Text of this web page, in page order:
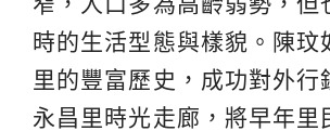
時的生活型態與樣貌。陳玟
里的豐富歷史，成功對外行
永昌里時光走廊，將早年里